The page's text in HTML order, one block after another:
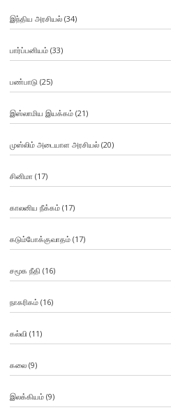
இந்திய அரசியல்(34)
பார்ப்பனியம்(33)
பண்பாடு (25)
இஸ்லாமிய இயக்கம்(21)
முஸ்லிம் அடையாள அரசியல்(20)
சினிமா (17)
காலனிய நீக்கம்(17)
கடும்போக்குவாதம்(17)
சமூக நீதி (16)
நாகரிகம்(16)
கல்வி (11)
கலை(9)
இலக்கியம்(9)